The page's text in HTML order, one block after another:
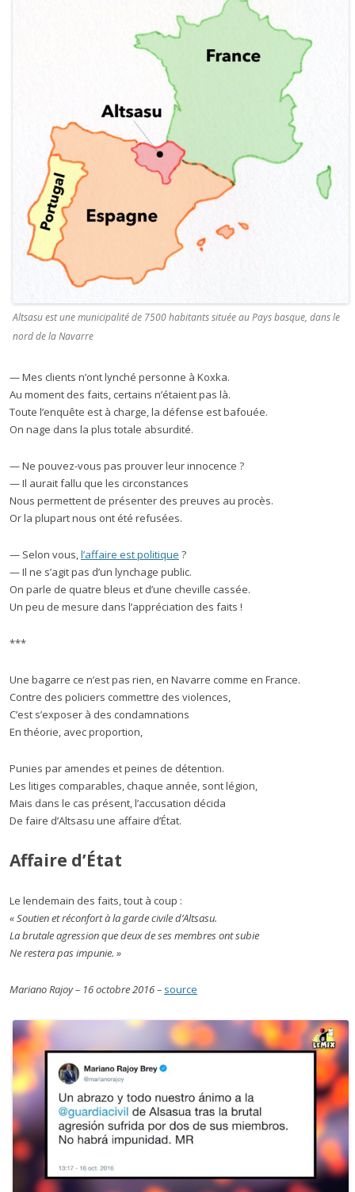
Altsasu est une municipalité de 7500 habitants située au Pays basque, dans le
nord de la Navarre
— Mes clients n’ont lynché personne à Koxka.
Au moment des faits, certains n’étaient pas là.
Toute l’enquête est à charge, la défense est bafouée.
On nage dans la plus totale absurdité.
— Ne pouvez-vous pas prouver leur innocence ?
— Il aurait fallu que les circonstances
Nous permettent de présenter des preuves au procès.
Or la plupart nous ont été refusées.
— Selon vous,l’affaire est politique ?
— Il ne s’agit pas d’un lynchage public.
On parle de quatre bleus et d’une cheville cassée.
Un peu de mesure dans l’appréciation des faits !
***
Une bagarre ce n’est pas rien, en Navarre comme en France.
Contre des policiers commettre des violences,
C’est s’exposer à des condamnations
En théorie, avec proportion,
Punies par amendes et peines de détention.
Les litiges comparables, chaque année, sont légion,
Mais dans le cas présent, l’accusation décida
De faire d’Altsasu une affaire d’État.
Affaire d’État
Le lendemain des faits, tout à coup :
« Soutien et réconfort à la garde civile d’Altsasu.
La brutale agression que deux de ses membres ont subie
Ne restera pas impunie. »
Mariano Rajoy – 16 octobre 2016 – source